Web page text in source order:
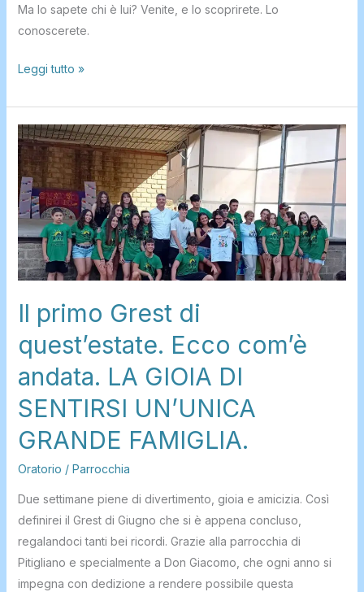
Ma lo sapete chi è lui? Venite, e lo scoprirete. Lo
conoscerete.
Leggi tutto »
Il primo Grest di
quest’estate. Ecco com’è
andata. LA GIOIA DI
SENTIRSI UN’UNICA
GRANDE FAMIGLIA.
Oratorio / Parrocchia
Due settimane piene di divertimento, gioia e amicizia. Così
definirei il Grest di Giugno che si è appena concluso,
regalandoci tanti bei ricordi. Grazie alla parrocchia di
Pitigliano e specialmente a Don Giacomo, che ogni anno si
impegna con dedizione a rendere possibile questa
Il
primo
Grest
di
quest’estate.
Ecco
com’è
andata.
LA
GIOIA
DI
SENTIRSI
UN’UNICA
GRANDE
FAMIGLIA.